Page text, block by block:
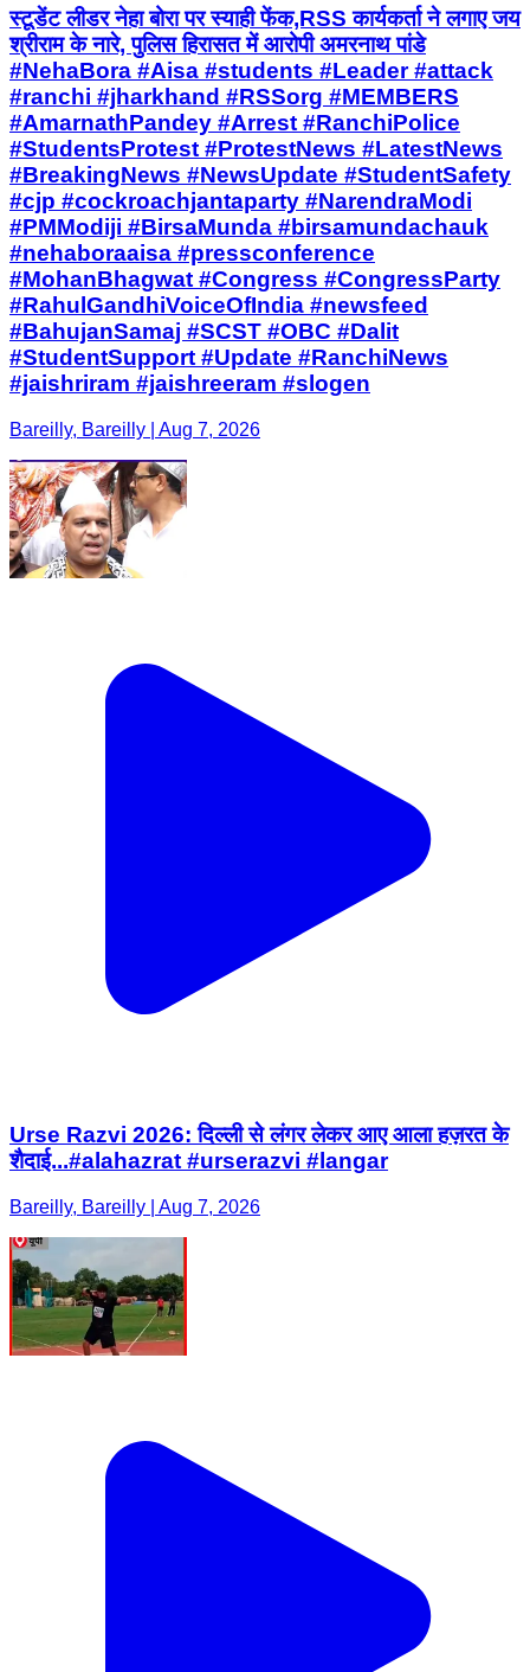
स्टूडेंट लीडर नेहा बोरा पर स्याही फेंक,RSS कार्यकर्ता ने लगाए जय
श्रीराम के नारे, पुलिस हिरासत में आरोपी अमरनाथ पांडे
#NehaBora #Aisa #students #Leader #attack
#ranchi #jharkhand #RSSorg #MEMBERS
#AmarnathPandey #Arrest #RanchiPolice
#StudentsProtest #ProtestNews #LatestNews
#BreakingNews #NewsUpdate #StudentSafety
#cjp #cockroachjantaparty #NarendraModi
#PMModiji #BirsaMunda #birsamundachauk
#nehaboraaisa #pressconference
#MohanBhagwat #Congress #CongressParty
#RahulGandhiVoiceOfIndia #newsfeed
#BahujanSamaj #SCST #OBC #Dalit
#StudentSupport #Update #RanchiNews
#jaishriram #jaishreeram #slogen
Bareilly, Bareilly | Aug 7, 2026
Urse Razvi 2026: दिल्ली से लंगर लेकर आए आला हज़रत के
शैदाई...#alahazrat #urserazvi #langar
Bareilly, Bareilly | Aug 7, 2026